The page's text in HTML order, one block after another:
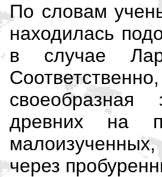
По словам
находилась
в случае
древних на
через